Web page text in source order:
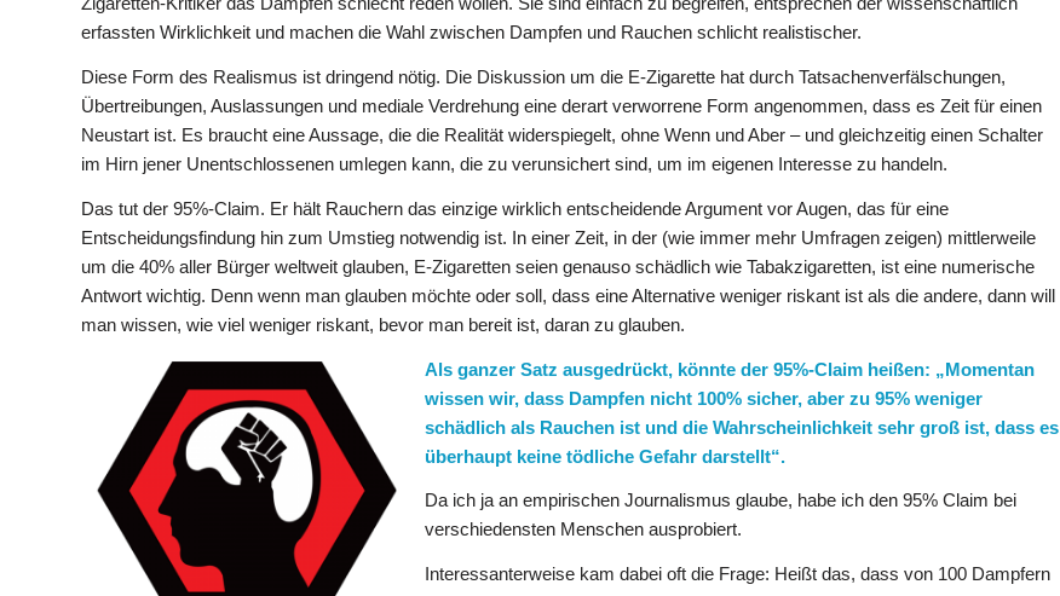
erfassten Wirklichkeit und machen die Wahl zwischen Dampfen und Rauchen schlicht realistischer.
Diese Form des Realismus ist dringend nötig. Die Diskussion um die E-Zigarette hat durch Tatsachenverfälschungen,
Übertreibungen, Auslassungen und mediale Verdrehung eine derart verworrene Form angenommen, dass es Zeit für einen
Neustart ist. Es braucht eine Aussage, die die Realität widerspiegelt, ohne Wenn und Aber – und gleichzeitig einen Schalter
im Hirn jener Unentschlossenen umlegen kann, die zu verunsichert sind, um im eigenen Interesse zu handeln.
Das tut der 95%-Claim. Er hält Rauchern das einzige wirklich entscheidende Argument vor Augen, das für eine
Entscheidungsfindung hin zum Umstieg notwendig ist. In einer Zeit, in der (wie immer mehr Umfragen zeigen) mittlerweile
um die 40% aller Bürger weltweit glauben, E-Zigaretten seien genauso schädlich wie Tabakzigaretten, ist eine numerische
Antwort wichtig. Denn wenn man glauben möchte oder soll, dass eine Alternative weniger riskant ist als die andere, dann will
man wissen, wie viel weniger riskant, bevor man bereit ist, daran zu glauben.
Als ganzer Satz ausgedrückt, könnte der 95%-Claim heißen: „Momentan
wissen wir, dass Dampfen nicht 100% sicher, aber zu 95% weniger
schädlich als Rauchen ist und die Wahrscheinlichkeit sehr groß ist, dass es
überhaupt keine tödliche Gefahr darstellt“.
Da ich ja an empirischen Journalismus glaube, habe ich den 95% Claim bei
verschiedensten Menschen ausprobiert.
Interessanterweise kam dabei oft die Frage: Heißt das, dass von 100 Dampfern